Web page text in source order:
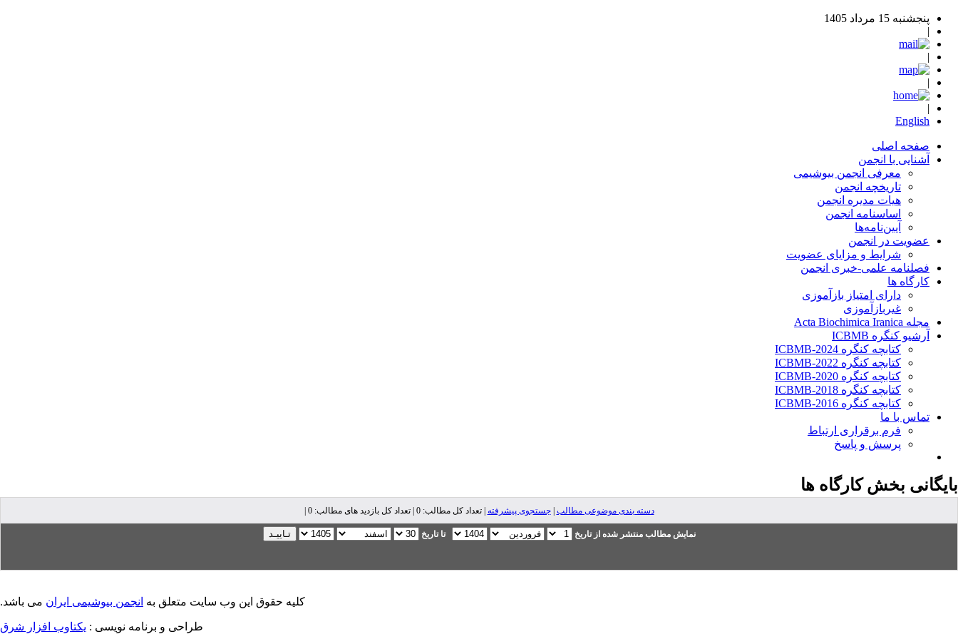
پنجشنبه 15 مرداد 1405
|
|
|
|
English
صفحه اصلی
آشنایی با انجمن
معرفی انجمن بیوشیمی
تاریخچه انجمن
هیات مدیره انجمن
اساسنامه‌ انجمن
آیین‌نامه‌ها
عضویت در انجمن
شرایط و مزایای عضویت
فصلنامه علمی-خبری انجمن
کارگاه ها
دارای امتیاز بازآموزی
غیربازآموزی
مجله Acta Biochimica Iranica
آرشیو کنگره ICBMB
کتابچه کنگره ICBMB-2024
کتابچه کنگره ICBMB-2022
کتابچه کنگره ICBMB-2020
کتابچه کنگره ICBMB-2018
کتابچه کنگره ICBMB-2016
تماس با ما
فرم برقراری ارتباط
پرسش و پاسخ
بایگانی بخشکارگاه ها
دسته بندی موضوعی مطالب |جستجوی پیشرفته | تعداد کل مطالب: 0 | تعداد کل بازدید های مطالب: 0 |
نمایش مطالب منتشر شده از تاریخ تا تاریخ
کلیه حقوق این وب سایت متعلق به انجمن بیوشیمی ایران می باشد.
طراحی و برنامه نویسی : یکتاوب افزار شرق